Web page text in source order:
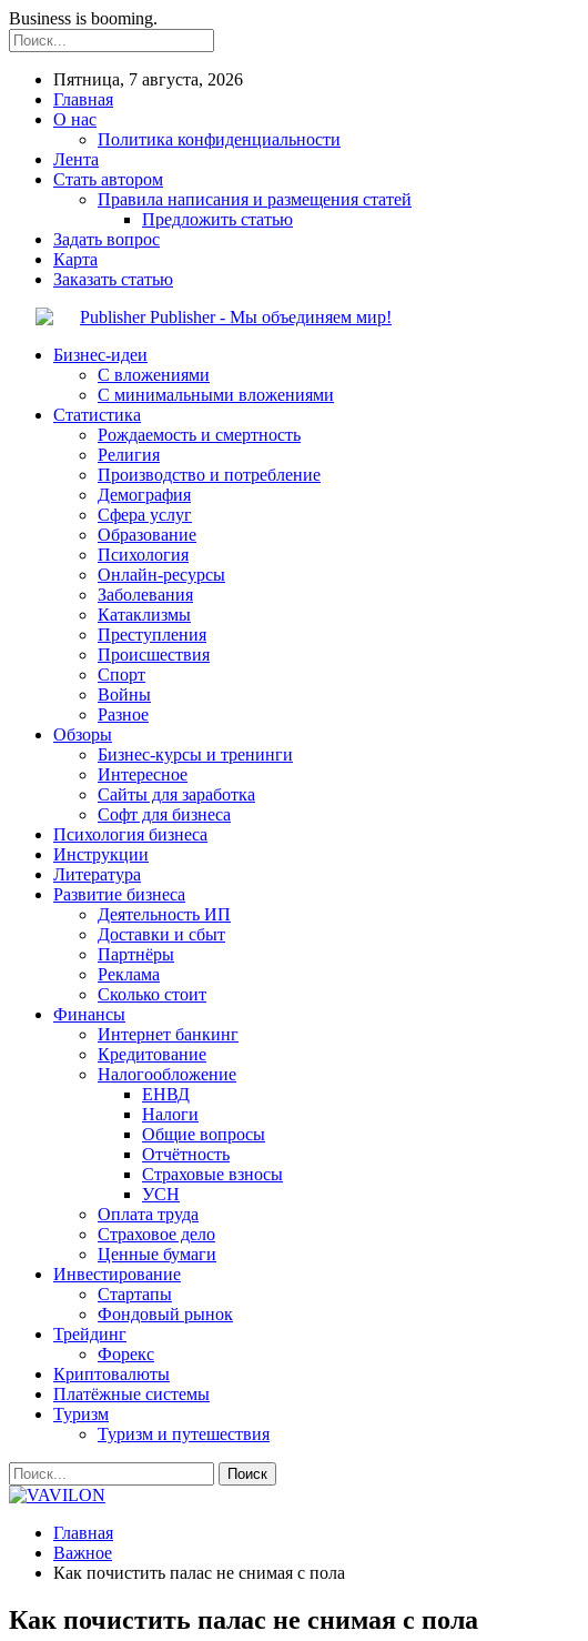
Business is booming.
Пятница, 7 августа, 2026
Главная
О нас
Политика конфиденциальности
Лента
Стать автором
Правила написания и размещения статей
Предложить статью
Задать вопрос
Карта
Заказать статью
Publisher - Мы объединяем мир!
Бизнес-идеи
С вложениями
С минимальными вложениями
Статистика
Рождаемость и смертность
Религия
Производство и потребление
Демография
Сфера услуг
Образование
Психология
Онлайн-ресурсы
Заболевания
Катаклизмы
Преступления
Происшествия
Спорт
Войны
Разное
Обзоры
Бизнес-курсы и тренинги
Интересное
Сайты для заработка
Софт для бизнеса
Психология бизнеса
Инструкции
Литература
Развитие бизнеса
Деятельность ИП
Доставки и сбыт
Партнёры
Реклама
Сколько стоит
Финансы
Интернет банкинг
Кредитование
Налогообложение
ЕНВД
Налоги
Общие вопросы
Отчётность
Страховые взносы
УСН
Оплата труда
Страховое дело
Ценные бумаги
Инвестирование
Стартапы
Фондовый рынок
Трейдинг
Форекс
Криптовалюты
Платёжные системы
Туризм
Туризм и путешествия
Главная
Важное
Как почистить палас не снимая с пола
Как почистить палас не снимая с пола